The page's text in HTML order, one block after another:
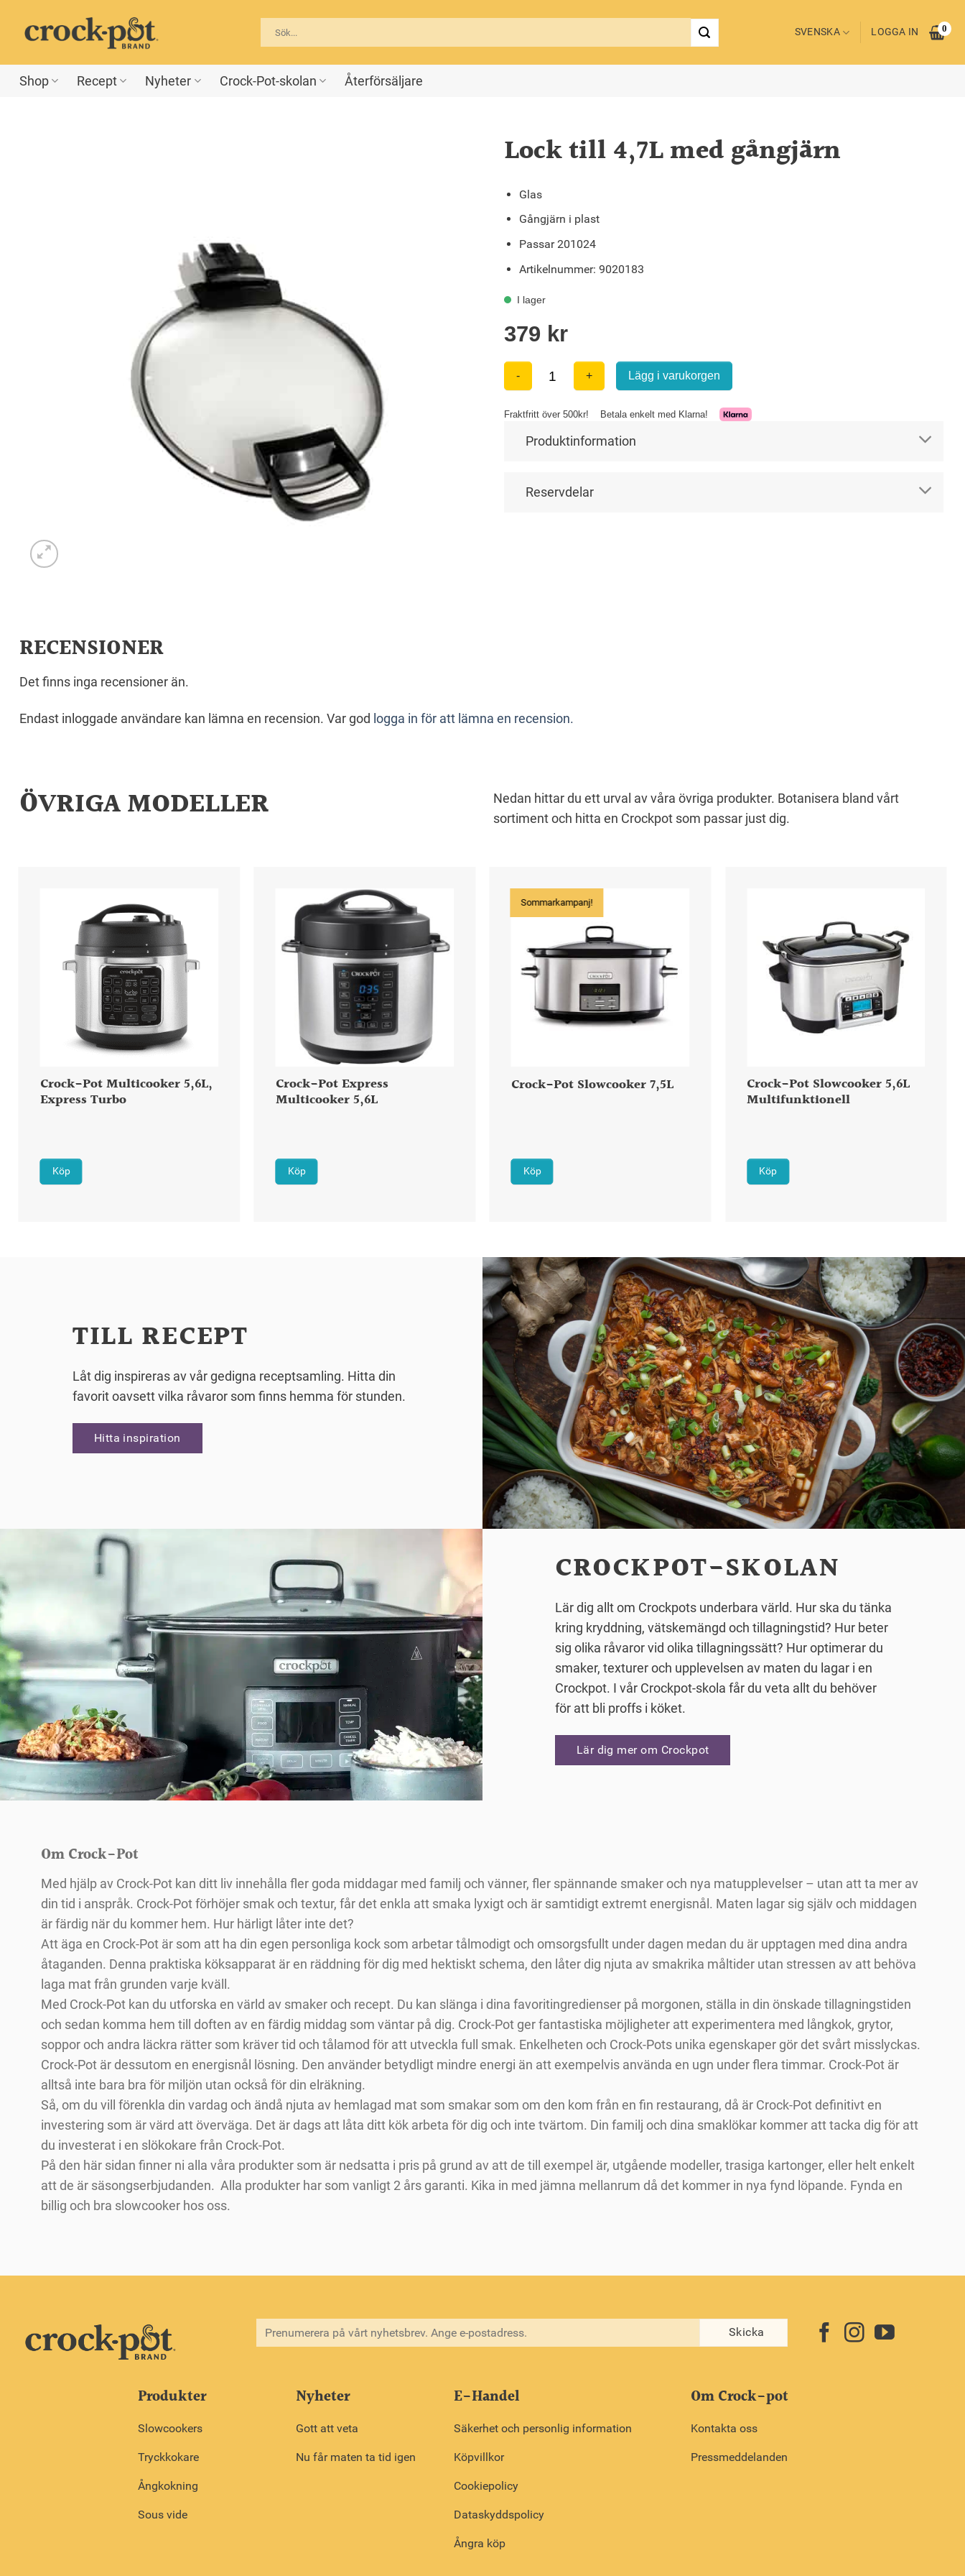
content
SVENSKA LOGGA IN 0
Shop Recept Nyheter Crock-Pot-skolan Återförsäljare
Lock till 4,7L med gångjärn
Glas
Gångjärn i plast
Passar 201024
Artikelnummer: 9020183
Produktinformation
Reservdelar
RECENSIONER
Det finns inga recensioner än.
Endast inloggade användare kan lämna en recension. Var god logga in för att lämna en recension.
ÖVRIGA MODELLER
Nedan hittar du ett urval av våra övriga produkter. Botanisera bland vårt
sortiment och hitta en Crockpot som passar just dig.
Crock-Pot Multicooker 5,6L,
Express Turbo
Köp
Crock-Pot Express
Multicooker 5,6L
Köp
Sommarkampanj!
Crock-Pot Slowcooker 7,5L
Köp
Crock-Pot Slowcooker 5,6L
Multifunktionell
Köp
TILL RECEPT
Låt dig inspireras av vår gedigna receptsamling. Hitta din
favorit oavsett vilka råvaror som finns hemma för stunden.
Hitta inspiration
CROCKPOT-SKOLAN
Lär dig allt om Crockpots underbara värld. Hur ska du tänka
kring kryddning, vätskemängd och tillagningstid? Hur beter
sig olika råvaror vid olika tillagningssätt? Hur optimerar du
smaker, texturer och upplevelsen av maten du lagar i en
Crockpot. I vår Crockpot-skola får du veta allt du behöver
för att bli proffs i köket.
Lär dig mer om Crockpot
Om Crock-Pot
Med hjälp av Crock-Pot kan ditt liv innehålla fler goda middagar med familj och vänner, fler spännande smaker och nya matupplevelser – utan att ta mer av
din tid i anspråk. Crock-Pot förhöjer smak och textur, får det enkla att smaka lyxigt och är samtidigt extremt energisnål. Maten lagar sig själv och middagen
är färdig när du kommer hem. Hur härligt låter inte det?
Att äga en Crock-Pot är som att ha din egen personliga kock som arbetar tålmodigt och omsorgsfullt under dagen medan du är upptagen med dina andra
åtaganden. Denna praktiska köksapparat är en räddning för dig med hektiskt schema, den låter dig njuta av smakrika måltider utan stressen av att behöva
laga mat från grunden varje kväll.
Med Crock-Pot kan du utforska en värld av smaker och recept. Du kan slänga i dina favoritingredienser på morgonen, ställa in din önskade tillagningstiden
och sedan komma hem till doften av en färdig middag som väntar på dig. Crock-Pot ger fantastiska möjligheter att experimentera med långkok, grytor,
soppor och andra läckra rätter som kräver tid och tålamod för att utveckla full smak. Enkelheten och Crock-Pots unika egenskaper gör det svårt misslyckas.
Crock-Pot är dessutom en energisnål lösning. Den använder betydligt mindre energi än att exempelvis använda en ugn under flera timmar. Crock-Pot är
alltså inte bara bra för miljön utan också för din elräkning.
Så, om du vill förenkla din vardag och ändå njuta av hemlagad mat som smakar som om den kom från en fin restaurang, då är Crock-Pot definitivt en
investering som är värd att överväga. Det är dags att låta ditt kök arbeta för dig och inte tvärtom. Din familj och dina smaklökar kommer att tacka dig för att
du investerat i en slökokare från Crock-Pot.
På den här sidan finner ni alla våra produkter som är nedsatta i pris på grund av att de till exempel är, utgående modeller, trasiga kartonger, eller helt enkelt
att de är säsongserbjudanden. Alla produkter har som vanligt 2 års garanti. Kika in med jämna mellanrum då det kommer in nya fynd löpande. Fynda en
billig och bra slowcooker hos oss.
Produkter
Slowcookers
Tryckkokare
Ångkokning
Sous vide
Nyheter
Gott att veta
Nu får maten ta tid igen
E-Handel
Säkerhet och personlig information
Köpvillkor
Cookiepolicy
Dataskyddspolicy
Ångra köp
Om Crock-pot
Kontakta oss
Pressmeddelanden